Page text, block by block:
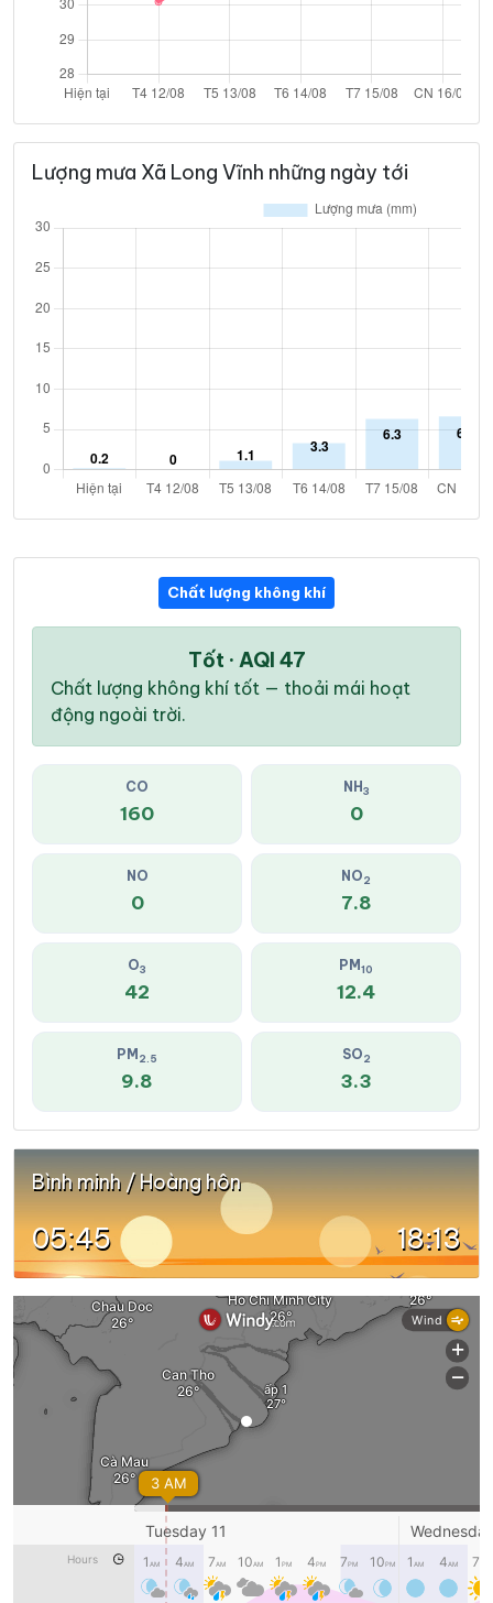
Lượng mưa Xã Long Vĩnh những ngày tới
Chất lượng không khí
Tốt · AQI 47
Chất lượng không khí tốt — thoải mái hoạt
động ngoài trời.
CO
160
NH 3
0
NO
0
NO2
7.8
O3
42
PM 10
12.4
PM 2.5
9.8
SO2
3.3
Bình minh / Hoàng hôn
05:45 18:13